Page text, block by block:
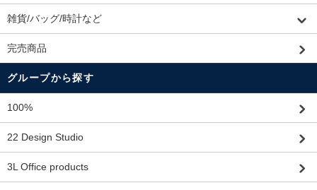
雑貨/バッグ/時計など
完売商品
グループから探す
100%
22 Design Studio
3L Office products